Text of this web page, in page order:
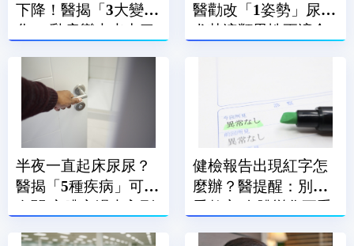
下降！醫揭「3大變
化」 乳房變大也中了
醫勸改「1姿勢」尿尿
尤其這類男性更適合
半夜一直起床尿尿？
醫揭「5種疾病」可能
有關 心臟衰竭也入列
健檢報告出現紅字怎
麼辦？醫提醒：別只
看數字 身體變化更重